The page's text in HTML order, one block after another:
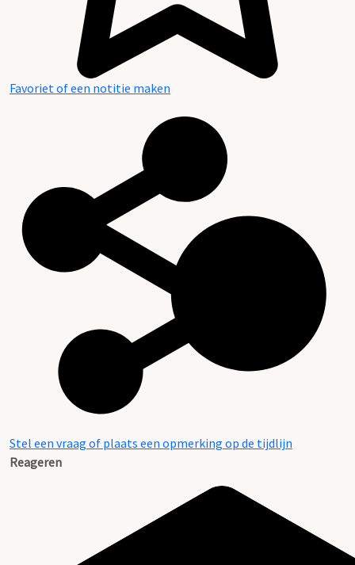
Favoriet of een notitie maken
Stel een vraag of plaats een opmerking op de tijdlijn
Reageren